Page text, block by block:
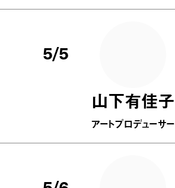
5/5
山下有佳子
アートプロデューサー